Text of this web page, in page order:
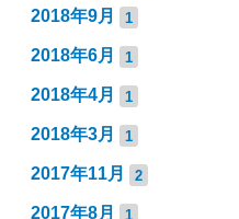
2018年9月 1
2018年6月 1
2018年4月 1
2018年3月 1
2017年11月 2
2017年8月 1